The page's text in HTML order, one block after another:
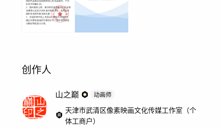
创作人
山之巅 动画师
天津市武清区像素映画文化传媒工作室（个
体工商户）